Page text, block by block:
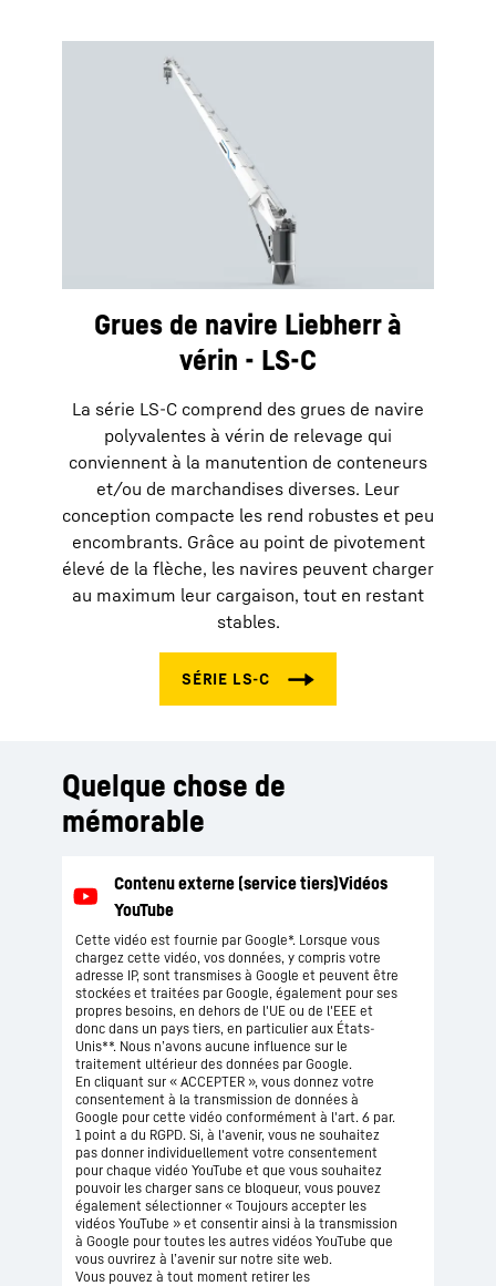
Grues de navire Liebherr à
vérin - LS-C
La série LS-C comprend des grues de navire
polyvalentes à vérin de relevage qui
conviennent à la manutention de conteneurs
et/ou de marchandises diverses. Leur
conception compacte les rend robustes et peu
encombrants. Grâce au point de pivotement
élevé de la flèche, les navires peuvent charger
au maximum leur cargaison, tout en restant
stables.
Quelque chose de
mémorable
Cette vidéo est fournie par Google*. Lorsque vous
chargez cette vidéo, vos données, y compris votre
adresse IP, sont transmises à Google et peuvent être
stockées et traitées par Google, également pour ses
propres besoins, en dehors de l'UE ou de l'EEE et
donc dans un pays tiers, en particulier aux États-
Unis**. Nous n’avons aucune influence sur le
traitement ultérieur des données par Google.
En cliquant sur « ACCEPTER », vous donnez votre
consentement à la transmission de données à
Google pour cette vidéo conformément à l'art. 6 par.
1 point a du RGPD. Si, à l'avenir, vous ne souhaitez
pas donner individuellement votre consentement
pour chaque vidéo YouTube et que vous souhaitez
pouvoir les charger sans ce bloqueur, vous pouvez
également sélectionner « Toujours accepter les
vidéos YouTube » et consentir ainsi à la transmission
à Google pour toutes les autres vidéos YouTube que
vous ouvrirez à l’avenir sur notre site web.
Vous pouvez à tout moment retirer les